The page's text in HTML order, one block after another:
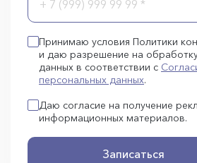
Принимаю условия Политики
и даю разрешение на
данных в соответствии с
персональных данных.
Даю согласие на получение
информационных материалов.
Записаться